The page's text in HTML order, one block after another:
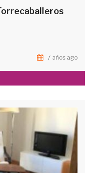
7 años ago